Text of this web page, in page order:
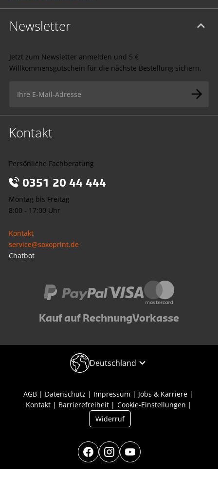
Newsletter
Jetzt zum Newsletter anmelden und 5 €
Willkommensgutschein für die nächste Bestellung sichern.
Kontakt
Persönliche Fachberatung
0351 20 44 444
Montag bis Freitag
8:00 - 17:00 Uhr
Kontakt
service@saxoprint.de
Chatbot
Kauf auf RechnungVorkasse
Deutschland
AGB Datenschutz Impressum
Jobs & Karriere
Kontakt
Barrierefreiheit
Cookie-Einstellungen
Widerruf